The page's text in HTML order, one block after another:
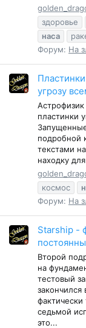
здоровье
наса
Форум: На
угрозу
Астрофизик
пластинки
подробной
текстами
находку
космос
Форум: На
Starship -
Второй
на
тестовый
седьмой
это...